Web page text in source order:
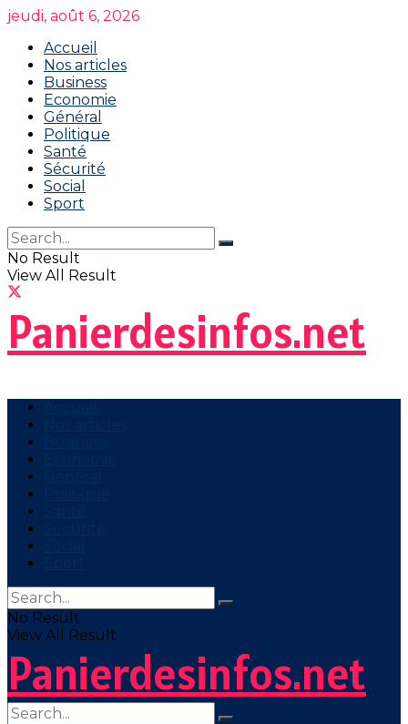
jeudi, août 6, 2026
Accueil
Nos articles
Business
Economie
Général
Politique
Santé
Sécurité
Social
Sport
No Result
View All Result
Panierdesinfos.net
No Result
View All Result
Panierdesinfos.net